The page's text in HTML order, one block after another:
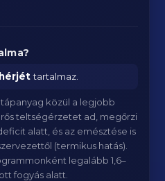
tartalmaz.
közül a legjobb
teltségérzetet ad, megőrzi
alatt, és az emésztése is
(termikus hatás).
legalább 1,6–
fogyás alatt.